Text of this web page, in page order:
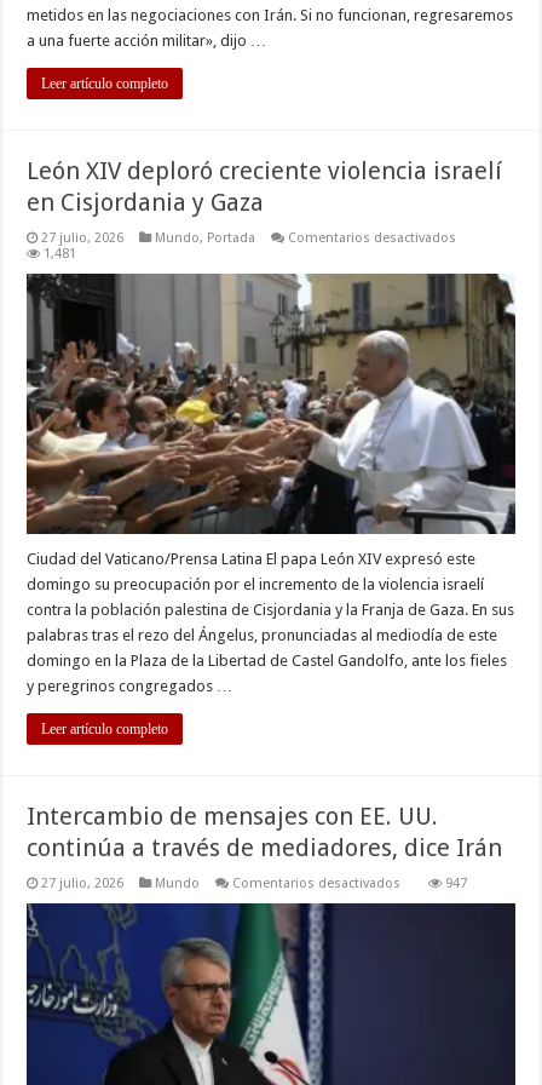
metidos en las negociaciones con Irán. Si no funcionan, regresaremos
a una fuerte acción militar», dijo …
Leer artículo completo
León XIV deploró creciente violencia israelí
en Cisjordania y Gaza
27 julio, 2026 Mundo, Portada Comentarios desactivados
deploró
creciente
violencia
israelí
Cisjordania
y
Gaza
1,481
Ciudad del Vaticano/Prensa Latina El papa León XIV expresó este
domingo su preocupación por el incremento de la violencia israelí
contra la población palestina de Cisjordania y la Franja de Gaza. En sus
palabras tras el rezo del Ángelus, pronunciadas al mediodía de este
domingo en la Plaza de la Libertad de Castel Gandolfo, ante los fieles
y peregrinos congregados …
Leer artículo completo
Intercambio de mensajes con EE. UU.
continúa a través de mediadores, dice Irán
27 julio, 2026 Mundo Comentarios desactivados 947